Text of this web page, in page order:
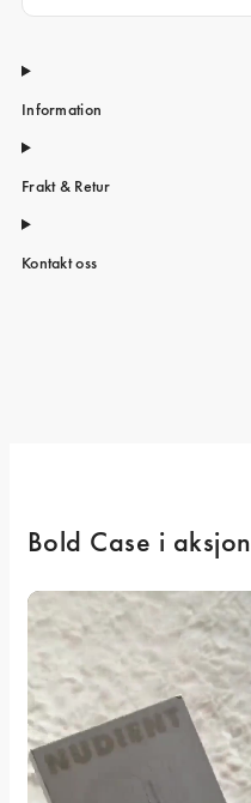
Information
Frakt & Retur
Kontakt oss
Bold Case i aksjon